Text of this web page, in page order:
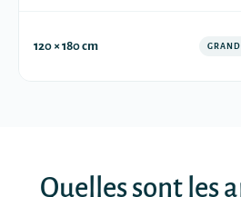
120 × 180 cm
Quelles sont les